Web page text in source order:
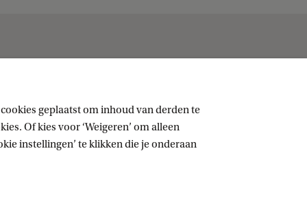
Sociale media
geplaatst om inhoud van derden te
Of kies voor ‘Weigeren’ om alleen
instellingen’ te klikken die je onderaan